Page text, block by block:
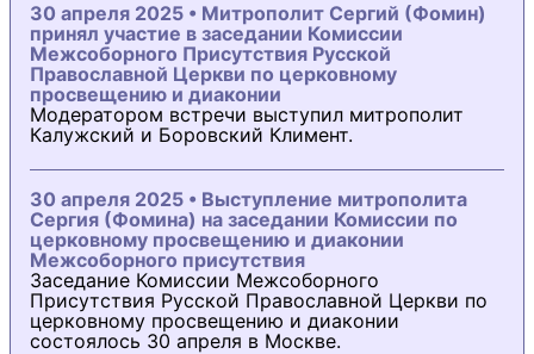
30 апреля 2025 • Митрополит Сергий (Фомин)
принял участие в заседании Комиссии
Межсоборного Присутствия Русской
Православной Церкви по церковному
просвещению и диаконии
Модератором встречи выступил митрополит
Калужский и Боровский Климент.
30 апреля 2025 • Выступление митрополита
Сергия (Фомина) на заседании Комиссии по
церковному просвещению и диаконии
Межсоборного присутствия
Заседание Комиссии Межсоборного
Присутствия Русской Православной Церкви по
церковному просвещению и диаконии
состоялось 30 апреля в Москве.